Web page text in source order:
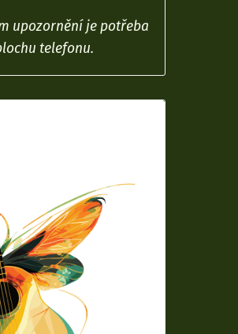
upozornění je potřeba
telefonu.